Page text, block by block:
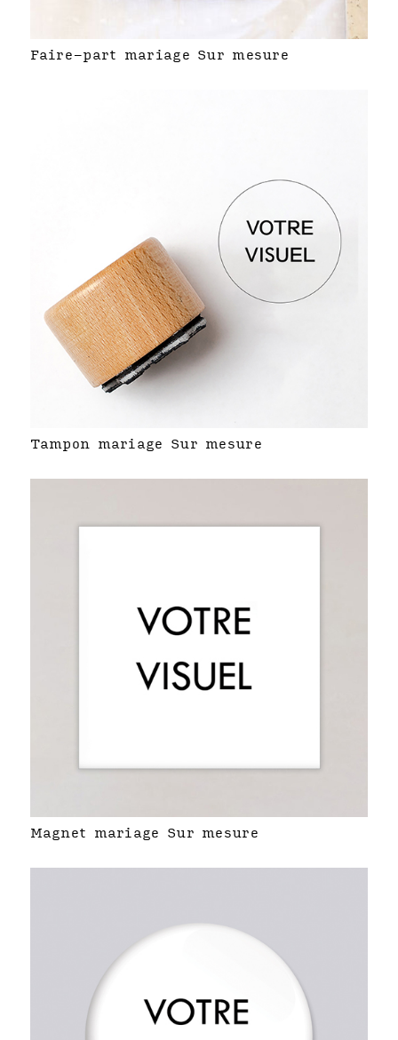
Faire-part mariage Sur mesure
Tampon mariage Sur mesure
Magnet mariage Sur mesure